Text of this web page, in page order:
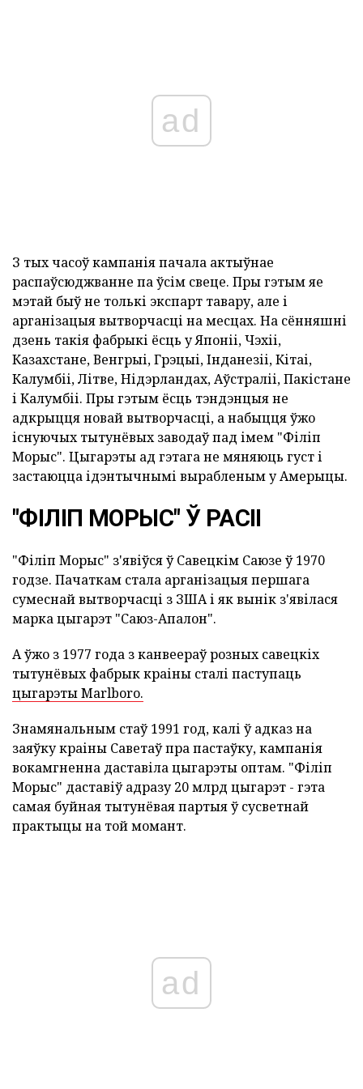
ad
З тых часоў кампанія пачала актыўнае
распаўсюджванне па ўсім свеце. Пры гэтым яе
мэтай быў не толькі экспарт тавару, але і
арганізацыя вытворчасці на месцах. На сённяшні
дзень такія фабрыкі ёсць у Японіі, Чэхіі,
Казахстане, Венгрыі, Грэцыі, Інданезіі, Кітаі,
Калумбіі, Літве, Нідэрландах, Аўстраліі, Пакістане
і Калумбіі. Пры гэтым ёсць тэндэнцыя не
адкрыцця новай вытворчасці, а набыцця ўжо
існуючых тытунёвых заводаў пад імем "Філіп
Морыс". Цыгарэты ад гэтага не мяняюць густ і
застаюцца ідэнтычнымі вырабленым у Амерыцы.
"ФІЛІП МОРЫС" Ў РАСІІ
"Філіп Морыс" з'явіўся ў Савецкім Саюзе ў 1970
годзе. Пачаткам стала арганізацыя першага
сумеснай вытворчасці з ЗША і як вынік з'явілася
марка цыгарэт "Саюз-Апалон".
А ўжо з 1977 года з канвеераў розных савецкіх
тытунёвых фабрык краіны сталі паступаць
цыгарэты Marlboro.
Знамянальным стаў 1991 год, калі ў адказ на
заяўку краіны Саветаў пра пастаўку, кампанія
вокамгненна даставіла цыгарэты оптам. "Філіп
Морыс" даставіў адразу 20 млрд цыгарэт - гэта
самая буйная тытунёвая партыя ў сусветнай
практыцы на той момант.
ad